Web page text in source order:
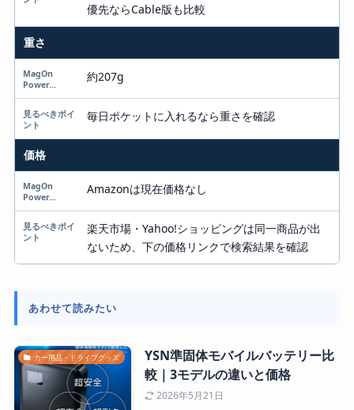
優先ならCable版も比較
重さ
約207g
毎日ポケットに入れるなら重さを確認
価格
Amazonは現在価格なし
楽天市場・Yahoo!ショッピングは同一商品が出
ないため、下の価格リンクで検索結果を確認
あわせて読みたい
カー用品・ドライブグッズ
YSN準固体モバイルバッテリー比
較｜3モデルの違いと価格
2026年5月21日